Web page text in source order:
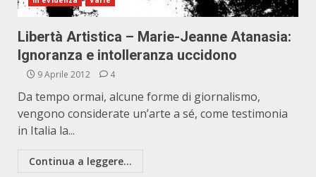
Libertà Artistica – Marie-Jeanne Atanasia:
Ignoranza e intolleranza uccidono
9 Aprile 2012 4
Da tempo ormai, alcune forme di giornalismo,
vengono considerate un’arte a sé, come testimonia
in Italia la...
Continua a leggere...